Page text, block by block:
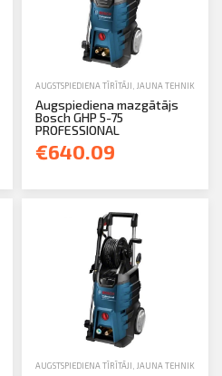
AUGSTSPIEDIENA TĪRĪTĀJI JAUNA TEHNIKA
Augspiediena mazgātājs
Bosch GHP 5-75
PROFESSIONAL
€640.09
AUGSTSPIEDIENA TĪRĪTĀJI JAUNA TEHNIKA